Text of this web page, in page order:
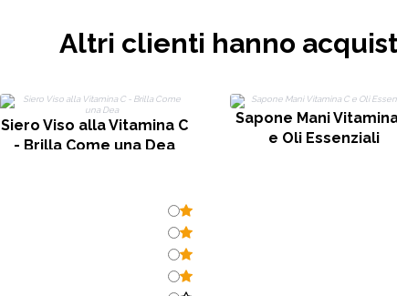
Altri clienti hanno
Siero Viso alla Vitamina C
- Brilla Come una Dea
Sapone Mani
e Oli Essenziali